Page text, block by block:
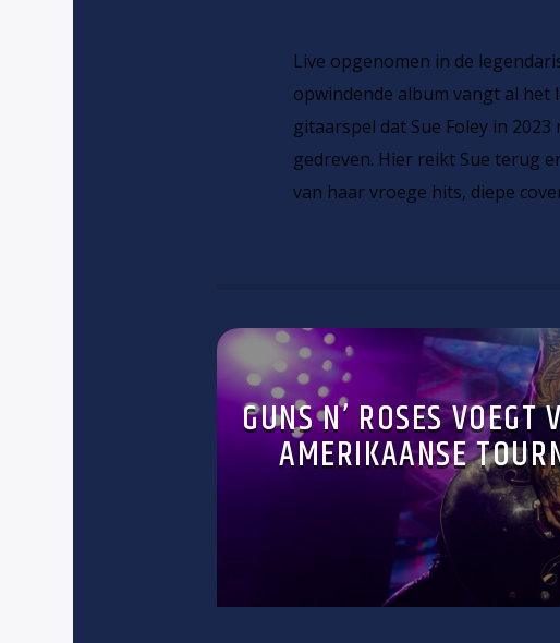
Live opgenomen in de
opwindende album vangt al het
gitaarspel dat Sue Foley in
gedreven. Hier reikt Sue terug
van haar vroege hits, diepe
GUNS N’ ROSES
AMERIKAANSE